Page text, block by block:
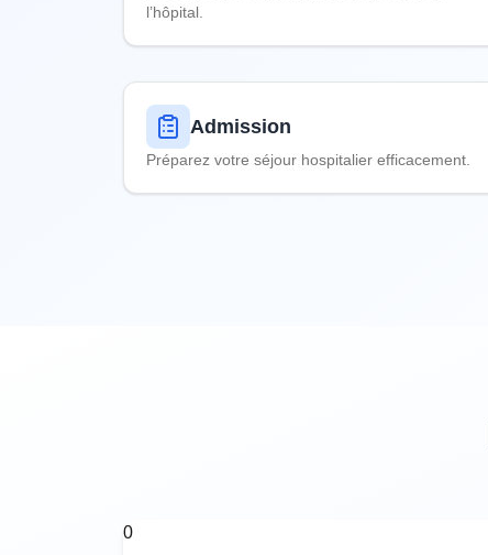
l’hôpital.
Admission
Préparez votre séjour hospitalier efficacement.
0